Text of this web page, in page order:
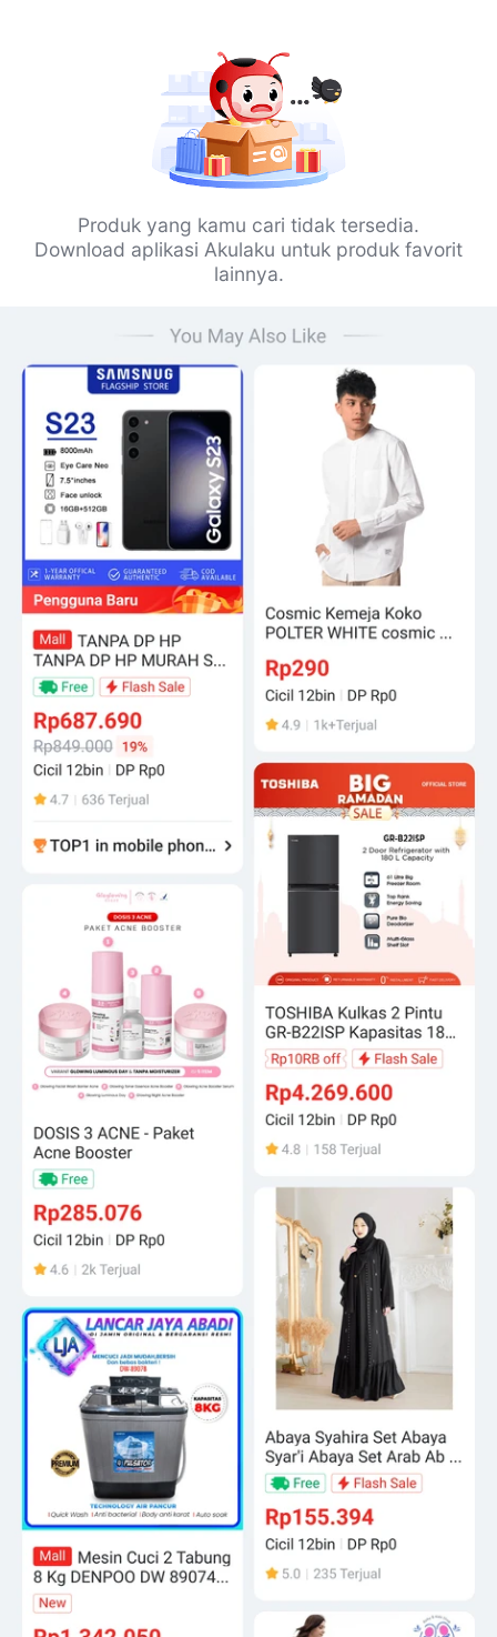
Produk yang kamu cari tidak tersedia.
Download aplikasi Akulaku untuk produk favorit
lainnya.